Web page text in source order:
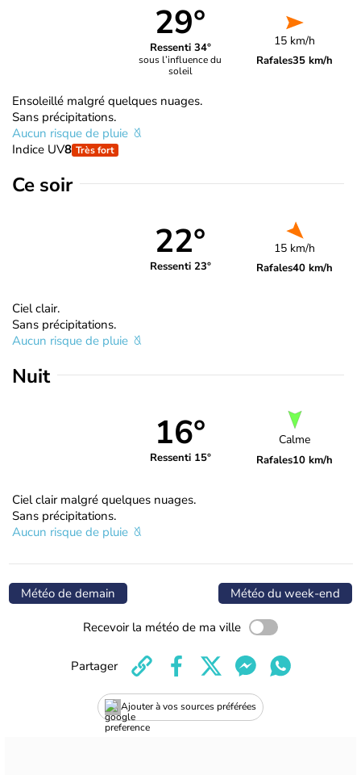
29°
Ressenti 34°
sous l’influence du
soleil
15 km/h
Rafales35 km/h
Ensoleillé malgré quelques nuages.
Sans précipitations.
Aucun risque de pluie
Indice UV8 Très fort
Ce soir
22°
Ressenti 23°
15 km/h
Rafales40 km/h
Ciel clair.
Sans précipitations.
Aucun risque de pluie
Nuit
16°
Ressenti 15°
Calme
Rafales10 km/h
Ciel clair malgré quelques nuages.
Sans précipitations.
Aucun risque de pluie
Météo de demain Météo du week-end
Recevoir la météo de ma ville
Ajouter à vos sources préférées
Partager